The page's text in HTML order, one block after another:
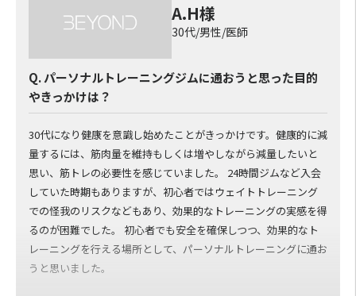
Q. BEYONDでパーソナルトレーニングを受けてどうだ
トレーニングは超絶楽しいです！理由は、大きく３つ。
１つ目は「超楽」。手ぶらでジムに行けばよい！自宅ではトレ
ーニングをしなくてOK！食べる量は今までの1.5倍（食べる内容
を改善）！
２つ目は「無痛」。プロのトレーナーが私の身体と常に会話を
してくれる（現在の筋肉量や痛めやすい箇所などをチェックし
てくれる）ので、筋肉痛はあっても腰痛が無い！
３つ目は「健康」。トレーニングと食生活の改善によってデスク
ワーク腰痛、偏頭痛、口内炎から完全に解放！ ３ヶ月で体重は
減り、筋肉量は増えるという数値的な変化のみならず、ズボンは
A.H様
30代/男性/医師
Q. パーソナルトレーニングジムに通おうと思った目的
やきっかけは？
30代になり健康を意識し始めたことがきっかけです。健康的に減
量するには、筋肉量を維持もしくは増やしながら減量したいと
思い、筋トレの必要性を感じていました。 24時間ジムなど入会
していた時期もありますが、初心者ではウェイトトレーニング
での怪我のリスクなどもあり、効果的なトレーニングの実感を得
るのが困難でした。 初心者でも安全を確保しつつ、効果的なト
レーニングを行える場所として、パーソナルトレーニングに通お
うと思いました。